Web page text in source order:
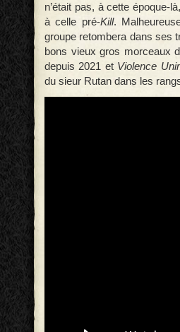
n’était pas, à cette époque-
à celle pré-Kill.
groupe retombera dans ses
bons vieux gros morceaux
depuis 2021 et Violence
du sieur Rutan dans les